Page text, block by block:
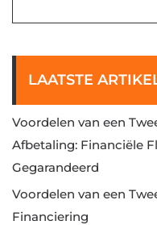
LAATSTE
Voordelen van een
Afbetaling: Financiële
Gegarandeerd
Voordelen van een
Financiering